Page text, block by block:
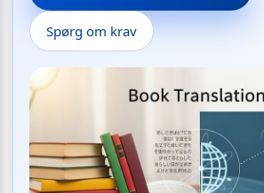
Spørg om krav